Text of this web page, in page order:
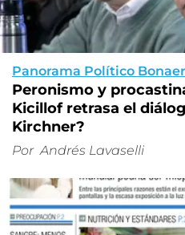
Panorama Político
Peronismo y
Kicillof retrasa el
Kirchner?
Por Andrés Lavaselli